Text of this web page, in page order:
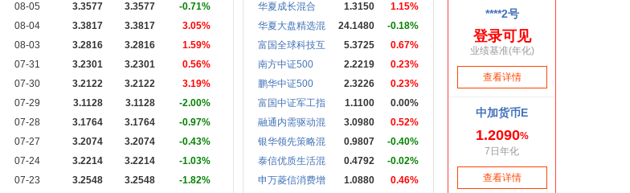
08-05
3.3577 3.3577
-0.71%
08-04
3.3817 3.3817
3.05%
08-03
3.2816 3.2816
1.59%
07-31
3.2301 3.2301
0.56%
07-30
3.2122 3.2122
3.19%
07-29
3.1128 3.1128
-2.00%
07-28
3.1764 3.1764
-0.97%
07-27
3.2074 3.2074
-0.43%
07-24
3.2214 3.2214
-1.03%
07-23
3.2548 3.2548
-1.82%
华夏成长混合
1.3150
1.15%
华夏大盘精选混
24.1480
-0.18%
富国全球科技互
5.3725
0.67%
南方中证500
2.2219
0.23%
鹏华中证500
2.3226
0.23%
富国中证军工指
1.1100
0.00%
融通内需驱动混
3.0980
0.52%
银华领先策略混
0.9807
-0.40%
泰信优质生活混
0.4792
-0.02%
申万菱信消费增
1.0880 0.46%